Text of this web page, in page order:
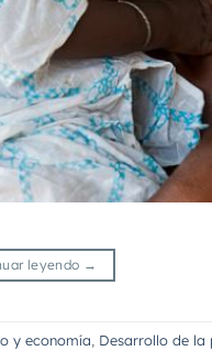
leyendo →
y economía, Desarrollo de la